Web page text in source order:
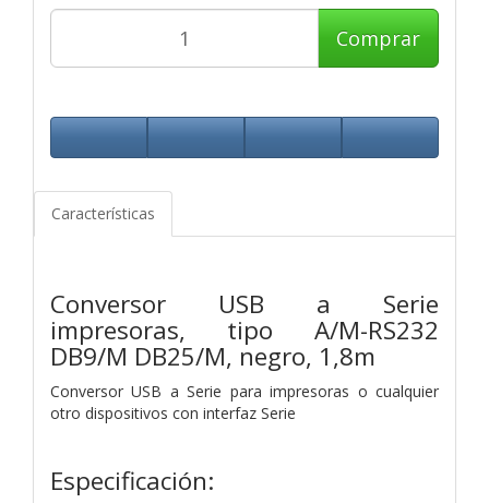
Comprar
Características
Conversor USB a Serie
impresoras, tipo A/M-RS232
DB9/M DB25/M, negro, 1,8m
Conversor USB a Serie para impresoras o cualquier
otro dispositivos con interfaz Serie
Especificación: